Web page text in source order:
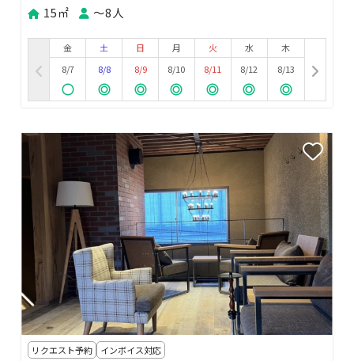
15㎡
〜8人
金
8/7
土
8/8
日
8/9
月
8/10
火
8/11
水
8/12
木
8/13
リクエスト予約 インボイス対応